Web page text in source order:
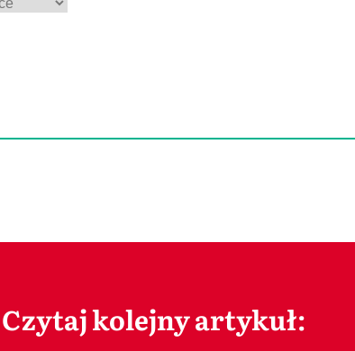
Czytaj kolejny artykuł: